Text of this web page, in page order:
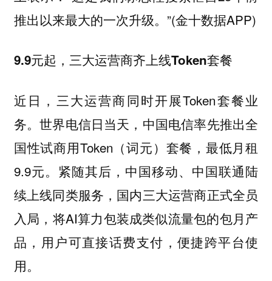
推出以来最大的一次升级。”(金十数据APP)
9.9元起，三大运营商齐上线Token套餐
近日，三大运营商同时开展Token套餐业
务。世界电信日当天，中国电信率先推出全
国性试商用Token（词元）套餐，最低月租
9.9元。紧随其后，中国移动、中国联通陆
续上线同类服务，国内三大运营商正式全员
入局，将AI算力包装成类似流量包的包月产
品，用户可直接话费支付，便捷跨平台使
用。